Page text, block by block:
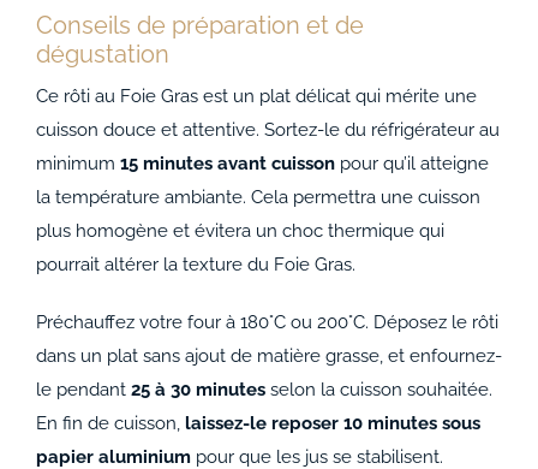
Conseils de préparation et de
dégustation
Ce rôti au Foie Gras est un plat délicat qui mérite une
cuisson douce et attentive. Sortez-le du réfrigérateur au
minimum 15 minutes avant cuissonpour qu’il atteigne
la température ambiante. Cela permettra une cuisson
plus homogène et évitera un choc thermique qui
pourrait altérer la texture du Foie Gras.
Préchauffez votre four à 180°C ou 200°C. Déposez le rôti
dans un plat sans ajout de matière grasse, et enfournez-
le pendant 25 à 30 minutesselon la cuisson souhaitée.
En fin de cuisson, laissez-le reposer 10 minutes sous
papier aluminiumpour que les jus se stabilisent.